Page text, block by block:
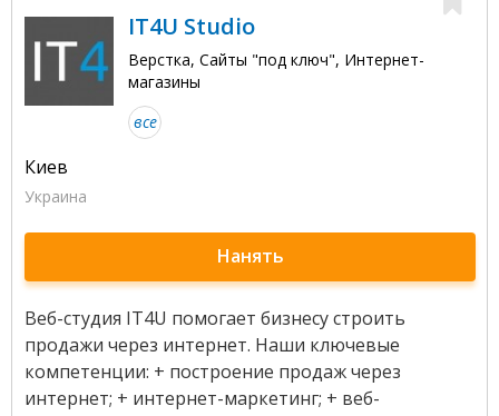
IT4U Studio
Верстка, Сайты "под ключ", Интернет-
магазины
все
Киев
Украина
Нанять
Веб-студия IT4U помогает бизнесу строить
продажи через интернет. Наши ключевые
компетенции: + построение продаж через
интернет; + интернет-маркетинг; + веб-